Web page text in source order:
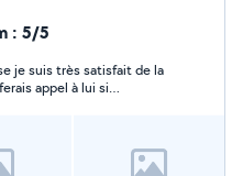
ponctuel,je respecte les
les délais fixés.
et je m'adapte facilement
terrain. Mon objectif est
efficaces, soignés
: 5/5
je suis très satisfait de la
appel à lui si